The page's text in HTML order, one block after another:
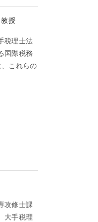
授
税理士法
国際税務
これらの
攻修士課
大手税理